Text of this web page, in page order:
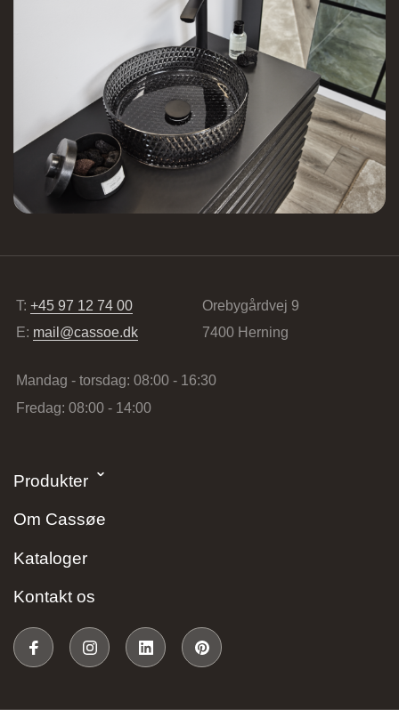
T:+45 97 12 74 00
E: mail@cassoe.dk
Orebygårdvej 9
7400 Herning
Mandag - torsdag: 08:00 - 16:30
Fredag: 08:00 - 14:00
Produkter
Om Cassøe
Kataloger
Kontakt os
Gartnerivej 2, 7500 Holstebro,
Tvis Køkkener – Køge
Industrivænget 16, 3400 Hillerød, Danmark
JKE Design – Glostrup